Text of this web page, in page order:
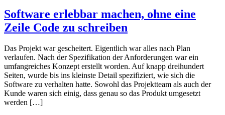
Software erlebbar machen, ohne eine
Zeile Code zu schreiben
Das Projekt war gescheitert. Eigentlich war alles nach Plan
verlaufen. Nach der Spezifikation der Anforderungen war ein
umfangreiches Konzept erstellt worden. Auf knapp dreihundert
Seiten, wurde bis ins kleinste Detail spezifiziert, wie sich die
Software zu verhalten hatte. Sowohl das Projektteam als auch der
Kunde waren sich einig, dass genau so das Produkt umgesetzt
werden […]